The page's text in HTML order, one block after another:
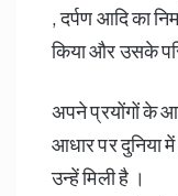
, दर्पण आदि का
किया और उसके
अपने प्रयोंगों के
आधार पर दुनिया
उन्हें मिली है ।